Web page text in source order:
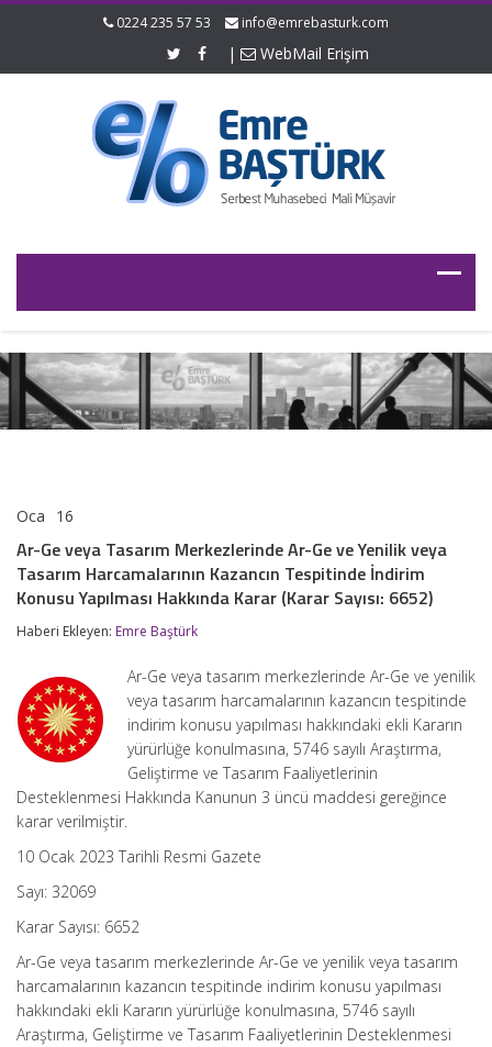
0224 235 57 53 info@emrebasturk.com
| WebMail Erişim
Oca 16
veya
Tasarım
Merkezlerinde
Ar-
Ge
Tasarım
Harcamalarının
Kazancın
Tespitinde
İndirim
Konusu
Yapılması
Hakkında
Karar
için
Ar-Ge veya Tasarım Merkezlerinde Ar-Ge ve Yenilik veya
Tasarım Harcamalarının Kazancın Tespitinde İndirim
Konusu Yapılması Hakkında Karar (Karar Sayısı: 6652)
Haberi Ekleyen: Emre Baştürk
Ar-Ge veya tasarım merkezlerinde Ar-Ge ve yenilik
veya tasarım harcamalarının kazancın tespitinde
indirim konusu yapılması hakkındaki ekli Kararın
yürürlüğe konulmasına, 5746 sayılı Araştırma,
Geliştirme ve Tasarım Faaliyetlerinin
Desteklenmesi Hakkında Kanunun 3 üncü maddesi gereğince
karar verilmiştir.
10 Ocak 2023 Tarihli Resmi Gazete
Sayı: 32069
Karar Sayısı: 6652
Ar-Ge veya tasarım merkezlerinde Ar-Ge ve yenilik veya tasarım
harcamalarının kazancın tespitinde indirim konusu yapılması
hakkındaki ekli Kararın yürürlüğe konulmasına, 5746 sayılı
Araştırma, Geliştirme ve Tasarım Faaliyetlerinin Desteklenmesi